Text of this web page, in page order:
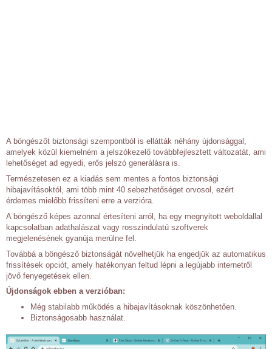
A böngészőt biztonsági szempontból is ellátták néhány újdonsággal,
amelyek közül kiemelném a jelszókezelő továbbfejlesztett változatát, ami
lehetőséget ad egyedi, erős jelszó generálásra is.
Természetesen ez a kiadás sem mentes a fontos biztonsági
hibajavításoktól, ami több mint 40 sebezhetőséget orvosol, ezért
érdemes mielőbb frissíteni erre a verzióra.
A böngésző képes azonnal értesíteni arról, ha egy megnyitott weboldallal
kapcsolatban adathalászat vagy rosszindulatú szoftverek
megjelenésének gyanúja merülne fel.
Továbbá a böngésző biztonságát növelhetjük ha engedjük az automatikus
frissítések opciót, amely hatékonyan feltud lépni a legújabb internetről
jövő fenyegetések ellen.
Újdonságok ebben a verzióban:
Még stabilabb működés a hibajavításoknak köszönhetően.
Biztonságosabb használat.